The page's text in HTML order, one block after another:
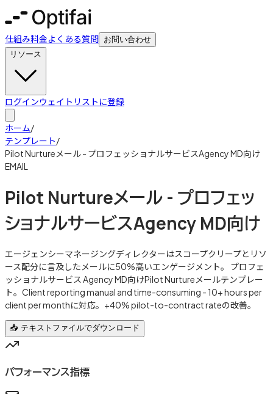
仕組み料金よくある質問 お問い合わせ
リソース
ログインウェイトリストに登録
ホーム/
テンプレート/
Pilot Nurtureメール - プロフェッショナルサービスAgency MD向け
EMAIL
Pilot Nurtureメール - プロフェッ
ショナルサービスAgency MD向け
エージェンシーマネージングディレクターはスコープクリープとリソ
ース配分に言及したメールに50%高いエンゲージメント。 プロフェ
ッショナルサービス Agency MD向けPilot Nurtureメールテンプレー
ト。Client reporting manual and time-consuming - 10+ hours per
client per monthに対応。+40% pilot-to-contract rateの改善。
📥 テキストファイルでダウンロード
パフォーマンス指標